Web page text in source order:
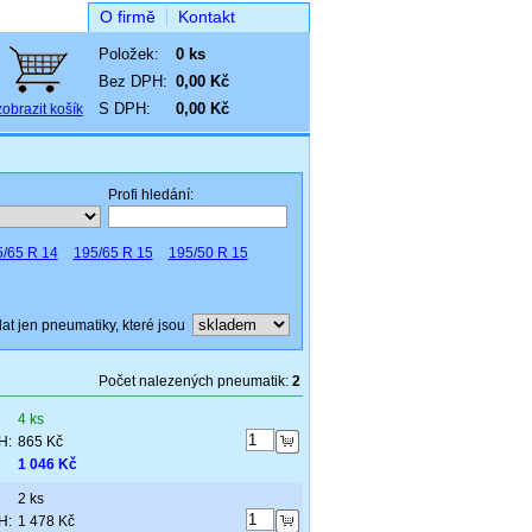
O firmě Kontakt
košík
Položek:
0 ks
Bez DPH: 0,00 Kč
S DPH:
0,00 Kč
Profi hledání:
65 R 14 195/65 R 15
195/50 R 15
jen pneumatiky, které jsou
Počet nalezených pneumatik: 2
4 ks
865 Kč
1 046 Kč
2 ks
1 478 Kč